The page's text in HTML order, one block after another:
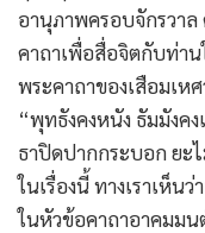
อานุภาพครอบจักรวาล
คาถาเพื่อสื่อจิตกับท่า
พระคาถาของเสือมเห
“พุทธังคงหนัง ธัมมังค
ธาปิดปากกระบอก ยะ
ในเรื่องนี้ ทางเราเห็น
ในหัวข้อคาถาอาคมมน